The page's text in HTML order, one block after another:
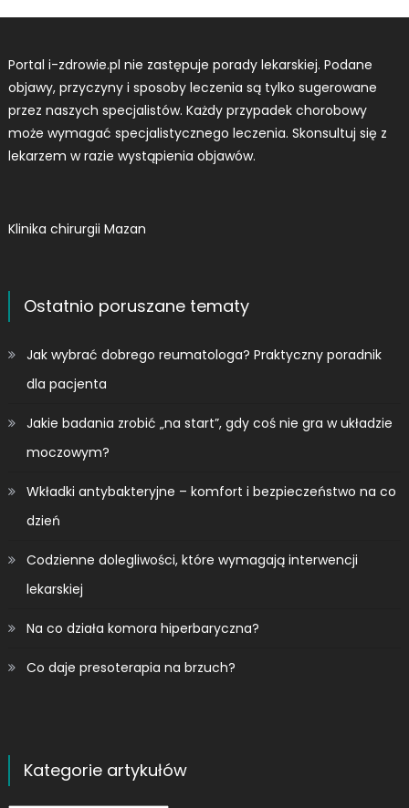
Portal i-zdrowie.pl nie zastępuje porady lekarskiej. Podane
objawy, przyczyny i sposoby leczenia są tylko sugerowane
przez naszych specjalistów. Każdy przypadek chorobowy
może wymagać specjalistycznego leczenia. Skonsultuj się z
lekarzem w razie wystąpienia objawów.
Klinika chirurgii Mazan
Ostatnio poruszane tematy
Jak wybrać dobrego reumatologa? Praktyczny poradnik
dla pacjenta
Jakie badania zrobić „na start”, gdy coś nie gra w układzie
moczowym?
Wkładki antybakteryjne – komfort i bezpieczeństwo na co
dzień
Codzienne dolegliwości, które wymagają interwencji
lekarskiej
Na co działa komora hiperbaryczna?
Co daje presoterapia na brzuch?
Kategorie artykułów